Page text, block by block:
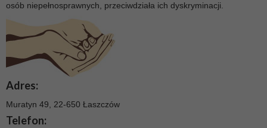
osób niepełnosprawnych, przeciwdziała ich dyskryminacji.
Adres:
Muratyn 49, 22-650 Łaszczów
Telefon: